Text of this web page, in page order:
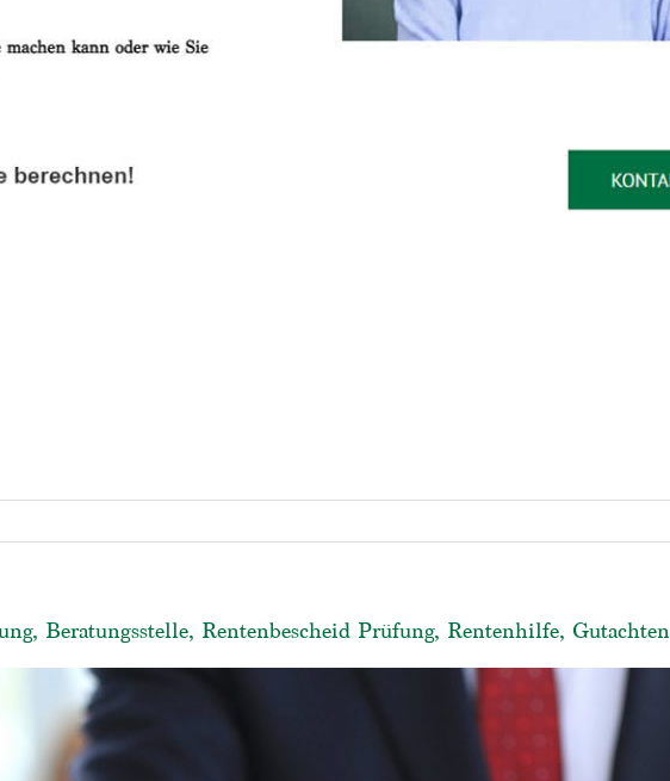
Beratungsstelle, Rentenbescheid Prüfung, Rentenhilfe, Gutachten